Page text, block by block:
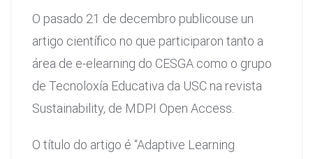
O pasado 21 de decembro publicouse un
artigo científico no que participaron tanto a
área de e-elearning do CESGA como o grupo
de Tecnoloxía Educativa da USC na revista
Sustainability, de MDPI Open Access.
O título do artigo é “Adaptive Learning